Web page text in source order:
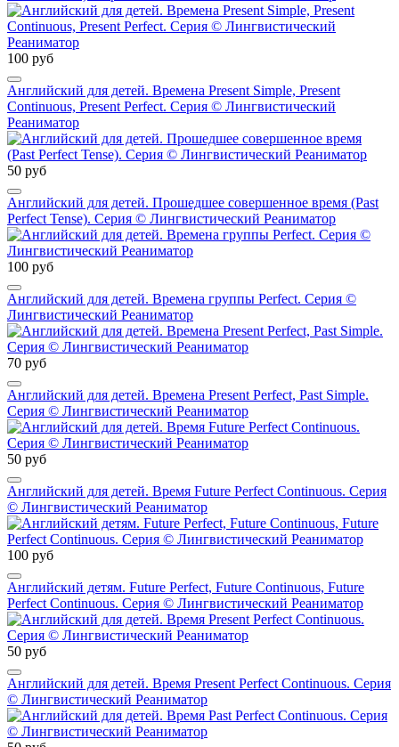
100 руб
Английский для детей. Времена Present Simple, Present
Continuous, Present Perfect. Серия © Лингвистический
Реаниматор
50 руб
Английский для детей. Прошедшее совершенное время (Past
Perfect Tense). Серия © Лингвистический Реаниматор
100 руб
Английский для детей. Времена группы Perfect. Серия ©
Лингвистический Реаниматор
70 руб
Английский для детей. Времена Present Perfect, Past Simple.
Серия © Лингвистический Реаниматор
50 руб
Английский для детей. Время Future Perfect Continuous. Серия
© Лингвистический Реаниматор
100 руб
Английский детям. Future Perfect, Future Continuous, Future
Perfect Continuous. Серия © Лингвистический Реаниматор
50 руб
Английский для детей. Время Present Perfect Continuous. Серия
© Лингвистический Реаниматор